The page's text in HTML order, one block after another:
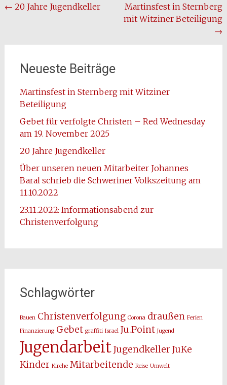
Beitragsnavigation
← 20 Jahre Jugendkeller
Martinsfest in Sternberg
mit Witziner Beteiligung
→
Neueste Beiträge
Martinsfest in Sternberg mit Witziner
Beteiligung
Gebet für verfolgte Christen – Red Wednesday
am 19. November 2025
20 Jahre Jugendkeller
Über unseren neuen Mitarbeiter Johannes
Baral schrieb die Schweriner Volkszeitung am
11.10.2022
23.11.2022: Informationsabend zur
Christenverfolgung
Schlagwörter
Bauen Christenverfolgung Corona draußen Ferien
Finanzierung Gebet graffiti Israel Ju.Point Jugend
JugendarbeitJugendkeller JuKe
Kinder Kirche Mitarbeitende Reise Umwelt